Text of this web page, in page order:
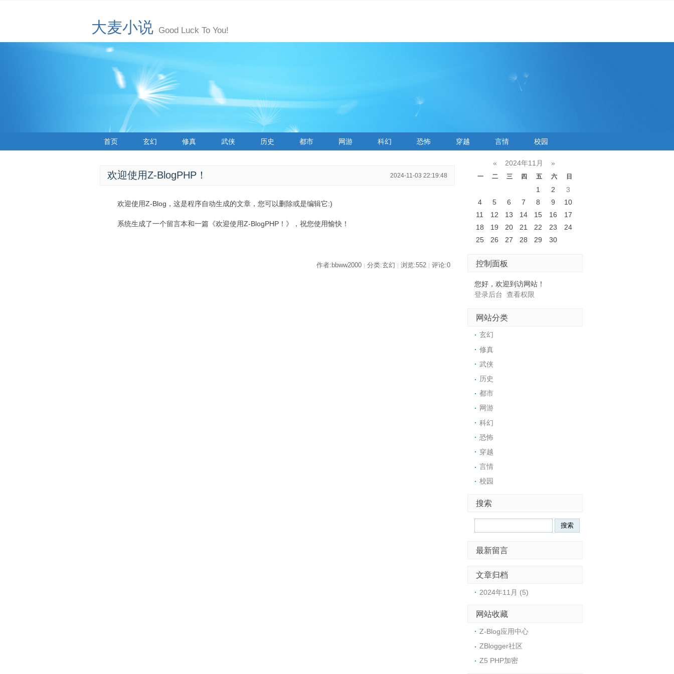
大麦小说 Good Luck To You!
首页 玄幻 修真 武侠 历史 都市 网游 科幻 恐怖 穿越 言情 校园
欢迎使用Z-BlogPHP！ 2024-11-03 22:19:48
欢迎使用Z-Blog，这是程序自动生成的文章，您可以删除或是编辑它:)
系统生成了一个留言本和一篇《欢迎使用Z-BlogPHP！》，祝您使用愉快！
作者:bbww2000 | 分类:玄幻 | 浏览:552 | 评论:0
« 2024年11月 »
一 二 三 四 五 六 日
1 2
3
4
5 6 7 8 9
10
11
12 13 14 15 16
17
18
19 20 21 22 23
24
25
26 27 28 29 30
控制面板
您好，欢迎到访网站！
登录后台 查看权限
网站分类
玄幻
修真
武侠
历史
都市
网游
科幻
恐怖
穿越
言情
校园
搜索
最新留言
文章归档
2024年11月 (5)
网站收藏
Z-Blog应用中心
ZBlogger社区
Z5 PHP加密